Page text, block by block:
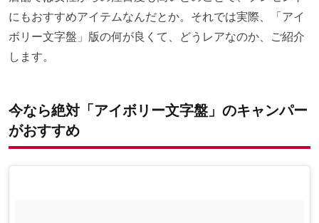
にもおすすめアイテムなんだとか。それでは実際、「アイ
ボリー文字盤」版の何が良くて、どうレアなのか、ご紹介
します。
今なら絶対「アイボリー文字盤」のキャンパー
がおすすめ